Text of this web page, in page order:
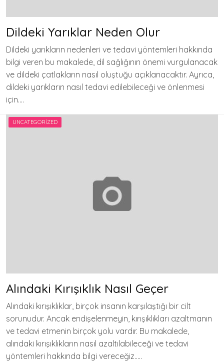
Dildeki Yarıklar Neden Olur
Dildeki yarıkların nedenleri ve tedavi yöntemleri hakkında
bilgi veren bu makalede, dil sağlığının önemi vurgulanacak
ve dildeki çatlakların nasıl oluştuğu açıklanacaktır. Ayrıca,
dildeki yarıkların nasıl tedavi edilebileceği ve önlenmesi
için….
UNCATEGORIZED
Alındaki Kırışıklık Nasıl Geçer
Alındaki kırışıklıklar, birçok insanın karşılaştığı bir cilt
sorunudur. Ancak endişelenmeyin, kırışıklıkları azaltmanın
ve tedavi etmenin birçok yolu vardır. Bu makalede,
alındaki kırışıklıkların nasıl azaltılabileceği ve tedavi
yöntemleri hakkında bilgi vereceğiz…..